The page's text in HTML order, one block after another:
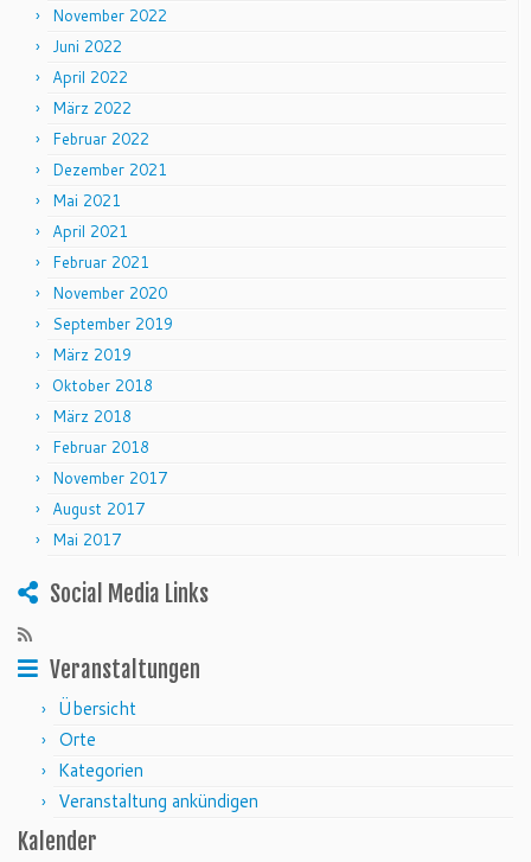
November 2022
Juni 2022
April 2022
März 2022
Februar 2022
Dezember 2021
Mai 2021
April 2021
Februar 2021
November 2020
September 2019
März 2019
Oktober 2018
März 2018
Februar 2018
November 2017
August 2017
Mai 2017
Social Media Links
Veranstaltungen
Übersicht
Orte
Kategorien
Veranstaltung ankündigen
Kalender